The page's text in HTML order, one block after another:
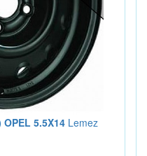
5.5X14 Lemez